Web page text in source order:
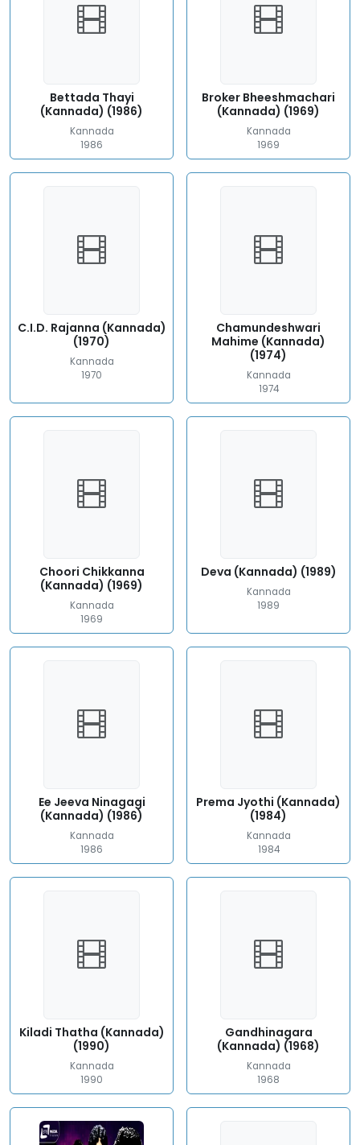
Bettada Thayi
(Kannada) (1986)
Kannada
1986
Broker Bheeshmachari
(Kannada) (1969)
Kannada
1969
C.I.D. Rajanna (Kannada)
(1970)
Kannada
1970
Chamundeshwari
Mahime (Kannada)
(1974)
Kannada
1974
Choori Chikkanna
(Kannada) (1969)
Kannada
1969
Deva (Kannada) (1989)
Kannada
1989
Ee Jeeva Ninagagi
(Kannada) (1986)
Kannada
1986
Prema Jyothi (Kannada)
(1984)
Kannada
1984
Kiladi Thatha (Kannada)
(1990)
Kannada
1990
Gandhinagara
(Kannada) (1968)
Kannada
1968